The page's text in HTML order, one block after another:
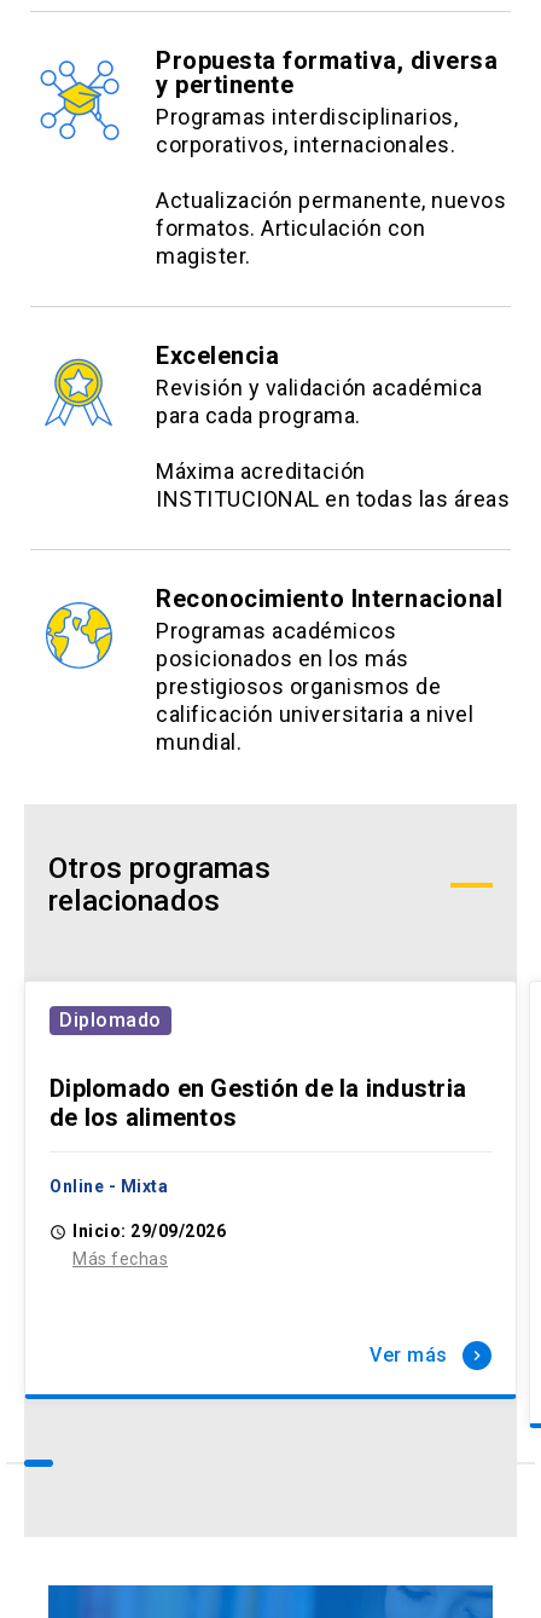
Propuesta formativa, diversa
y pertinente
Programas interdisciplinarios,
corporativos, internacionales.
Actualización permanente, nuevos
formatos. Articulación con
magister.
Excelencia
Revisión y validación académica
para cada programa.
Máxima acreditación
INSTITUCIONAL en todas las áreas
Reconocimiento Internacional
Programas académicos
posicionados en los más
prestigiosos organismos de
calificación universitaria a nivel
mundial.
Otros programas
relacionados
Diplomado
Diplomado en Gestión de la industria
de los alimentos
Online - Mixta
access_time
Inicio: 29/09/2026
Más fechas
Ver más keyboard_arrow_right